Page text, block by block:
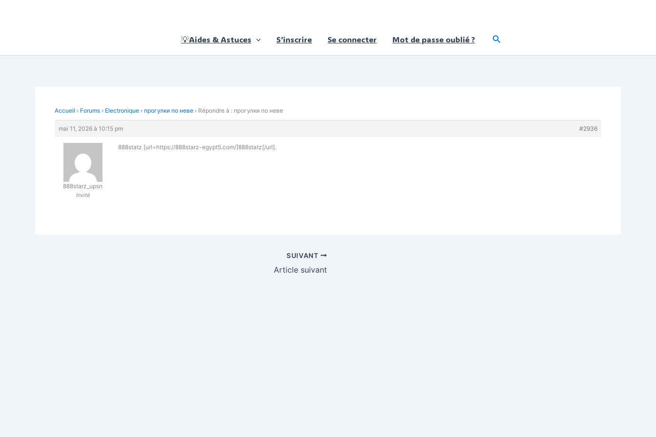
💡Aides & Astuces S’inscrire Se connecter Mot de passe oublié ? Rechercher
Accueil › Forums › Electronique › прогулки по неве › Répondre à : прогулки по неве
mai 11, 2026 à 10:15 pm #2936
888starz_upsn
Invité
888statz [url=https://888starz-egypt5.com/]888statz[/url].
SUIVANT
Article suivant